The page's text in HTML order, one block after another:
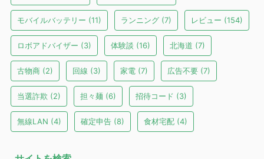
モバイルバッテリー (11) ランニング (7) レビュー (154)
ロボアドバイザー (3) 体験談 (16) 北海道 (7)
古物商 (2) 回線 (3) 家電 (7) 広告不要 (7)
当選詐欺 (2) 担々麺 (6) 招待コード (3)
無線LAN (4) 確定申告 (8) 食材宅配 (4)